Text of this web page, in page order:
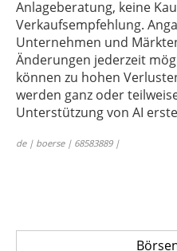
Anlageberatung, keine
Verkaufsempfehlung.
Unternehmen und
Änderungen jederzeit
können zu hohen
werden ganz oder
Unterstützung von AI
de | boerse | 68583889 |